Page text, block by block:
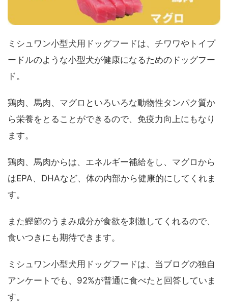
ミシュワン小型犬用ドッグフードは、チワワやトイプ
ードルのような小型犬が健康になるためのドッグフー
ド。
鶏肉、馬肉、マグロといろいろな動物性タンパク質か
ら栄養をとることができるので、免疫力向上にもなり
ます。
鶏肉、馬肉からは、エネルギー補給をし、マグロから
はEPA、DHAなど、体の内部から健康的にしてくれま
す。
また鰹節のうまみ成分が食欲を刺激してくれるので、
食いつきにも期待できます。
ミシュワン小型犬用ドッグフードは、当ブログの独自
アンケートでも、92%が普通に食べたと回答していま
す。